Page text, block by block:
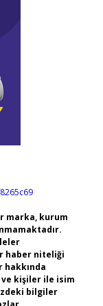
marka, kurum
haber niteliği
hakkında
ve kişiler ile isim
bilgiler